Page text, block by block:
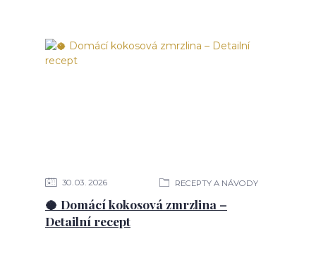
30 03 2026 RECEPTY A NÁVODY
🥥 Domácí kokosová zmrzlina –
Detailní recept